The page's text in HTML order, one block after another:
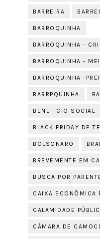
BARREIRA
BARROQUINHA
BARROQUINHA -
BARROQUINHA -
BARROQUINHA -
BARRPQUINHA
BENEFICIO SOCIAL
BLACK FRIDAY DE
BOLSONARO
BREVEMENTE EM
BUSCA POR
CAIXA ECONÔMICA
CALAMIDADE
CÂMARA DE